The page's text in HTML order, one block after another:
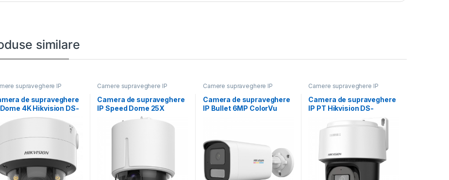
similare
supraveghere IP
de supraveghere
4K Hikvision DS-
LZS(2.8-
(C), lentila
Camere supraveghere IP
Camera de supraveghere
IP Speed Dome 25X
Powered by DarkFighter
Camere supraveghere IP
Camera de supraveghere
IP Bullet 6MP ColorVu
Camere supraveghere IP
Camera de supraveghere
IP PT Hikvision DS-
E(2.8MM), lentila fixa:
2.8mm,